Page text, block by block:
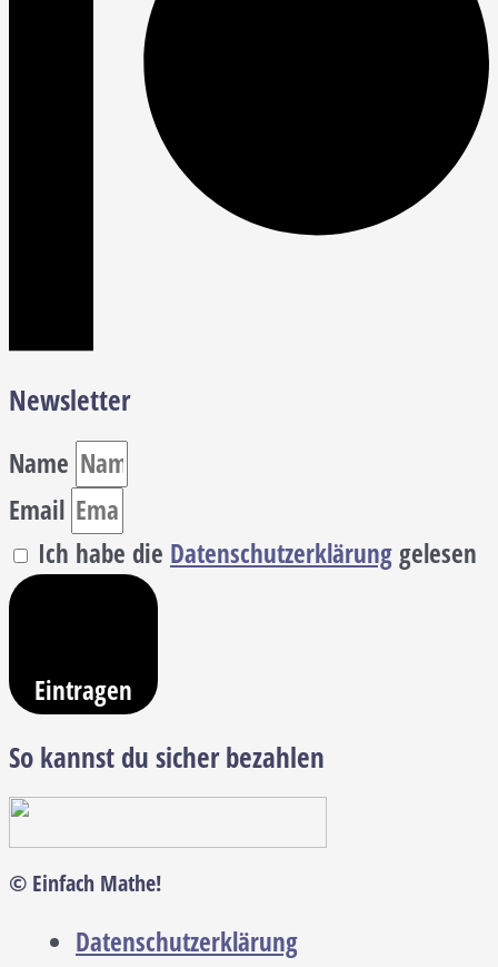
Newsletter
Name
Email
Ich habe die Datenschutzerklärunggelesen
Eintragen
So kannst du sicher bezahlen
© Einfach Mathe!
Datenschutzerklärung